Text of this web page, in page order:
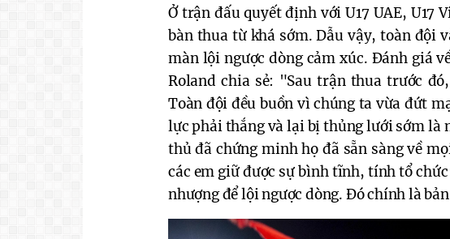
Ở trận đấu quyết định với U17 UAE,
bàn thua từ khá sớm. Dẫu vậy, toàn đội
màn lội ngược dòng cảm xúc. Đánh giá
Roland chia sẻ: "Sau trận thua trước
Toàn đội đều buồn vì chúng ta vừa đứt
lực phải thắng và lại bị thủng lưới sớm là
thủ đã chứng minh họ đã sẵn sàng về
các em giữ được sự bình tĩnh, tính tổ
nhượng để lội ngược dòng. Đó chính là